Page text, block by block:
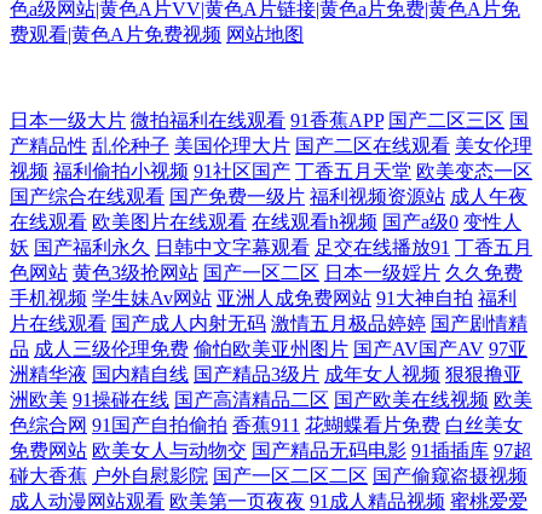
色a级网站|黄色A片VV|黄色A片链接|黄色a片免费|黄色A片免
费观看|黄色A片免费视频 网站地图
草 91超碰人人在线 豆花综合网 青娱乐AV网站 99免费在线视频 国产综合
18P 少妇熟女一区二区 97色se 精品国产专区91 日韩伦理在线 国产五码 欧
美性精品 91自慰喷水 精品四区 日韩无码三级 avtt五月婷婷 欧美日本色色
天天肏屄网 91午夜色色 国产视频久久探花 欧美性爱亚洲图片 日韩戍人一
级 国产精品福利社 欧美喉奥在线 香蕉久艹 AV三级片网址 国产乱人一区
欧美性爱zo 自慰aaa 国产天天无日日干 欧洲综合色网 亚洲欧美ts热舞 成人
日本一级大片 微拍福利在线观看 91香蕉APP 国产二区三区 国
产精品性 乱伦种子 美国伦理大片 国产二区在线观看 美女伦理
视频 福利偷拍小视频 91社区国产 丁香五月天堂 欧美变态一区
国产综合在线观看 国产免费一级片 福利视频资源站 成人午夜
在线观看 欧美图片在线观看 在线观看h视频 国产a级0 变性人
妖 国产福利永久 日韩中文字幕观看 足交在线播放91 丁香五月
色网站 黄色3级抢网站 国产一区二区 日本一级婬片 久久免费
手机视频 学生妹Av网站 亚洲人成免费网站 91大神自拍 福利
片在线观看 国产成人内射无码 激情五月极品婷婷 国产剧情精
品 成人三级伦理免费 偷怕欧美亚州图片 国产AV国产AV 97亚
洲精华液 国内精自线 国产精品3级片 成年女人视频 狠狠撸亚
洲欧美 91操碰在线 国产高清精品二区 国产欧美在线视频 欧美
色综合网 91国产自拍偷拍 香蕉911 花蝴蝶看片免费 白丝美女
免费网站 欧美女人与动物交 国产精品无码电影 91插插库 97超
碰大香蕉 户外自慰影院 国产一区二区二区 国产偷窥盗摄视频
成人动漫网站观看 欧美第一页夜夜 91成人精品视频 蜜桃爱爱